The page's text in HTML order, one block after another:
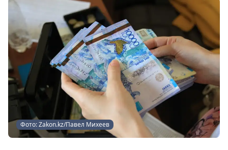
Фото: Zakon.kz/Павел Михеев